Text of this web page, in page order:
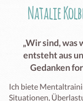
Natalie
„Wir sind, was
entsteht aus
Gedanken
Ich biete
Situationen,